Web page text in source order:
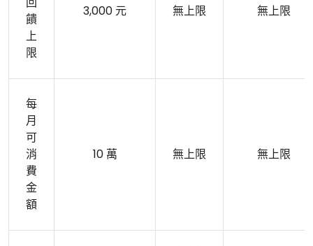
饋
上
限
3,000 元 無上限 無上限
每
月
可
消
費
金
額
10 萬 無上限 無上限